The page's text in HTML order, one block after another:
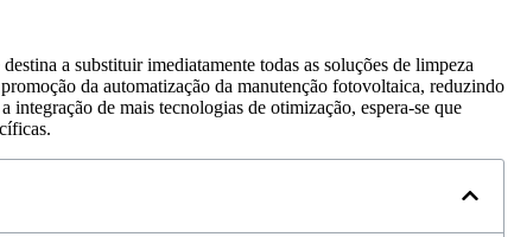
a substituir imediatamente todas as soluções de limpeza
da automatização da manutenção fotovoltaica, reduzindo
de mais tecnologias de otimização, espera-se que